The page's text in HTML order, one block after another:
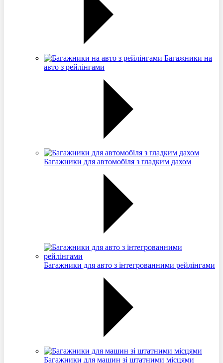
Багажники на
авто з рейлінгами
Багажники для автомобіля з гладким дахом
Багажники для авто з інтегрованними рейлінгами
Багажники для машин зі штатними місцями